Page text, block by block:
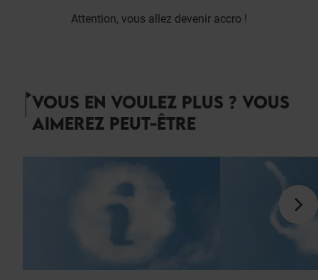
Attention, vous allez devenir accro !
VOUS EN VOULEZ PLUS ? VOUS
AIMEREZ PEUT-ÊTRE